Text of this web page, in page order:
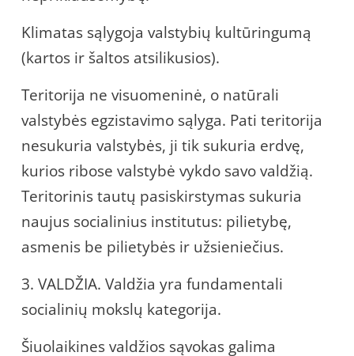
Klimatas sąlygoja valstybių kultūringumą
(kartos ir šaltos atsilikusios).
Teritorija ne visuomeninė, o natūrali
valstybės egzistavimo sąlyga. Pati teritorija
nesukuria valstybės, ji tik sukuria erdvę,
kurios ribose valstybė vykdo savo valdžią.
Teritorinis tautų pasiskirstymas sukuria
naujus socialinius institutus: pilietybę,
asmenis be pilietybės ir užsieniečius.
3. VALDŽIA. Valdžia yra fundamentali
socialinių mokslų kategorija.
Šiuolaikines valdžios sąvokas galima